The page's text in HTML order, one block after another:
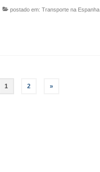
postado em: Transporte na Espanha
1 2 »